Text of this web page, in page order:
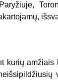
kurių amžiais